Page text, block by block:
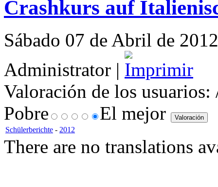
Crashkurs auf
Sábado 07 de Abril de
Administrator |
Valoración de los usuarios:
Pobre
El mejor
Schülerberichte - 2012
There are no translations